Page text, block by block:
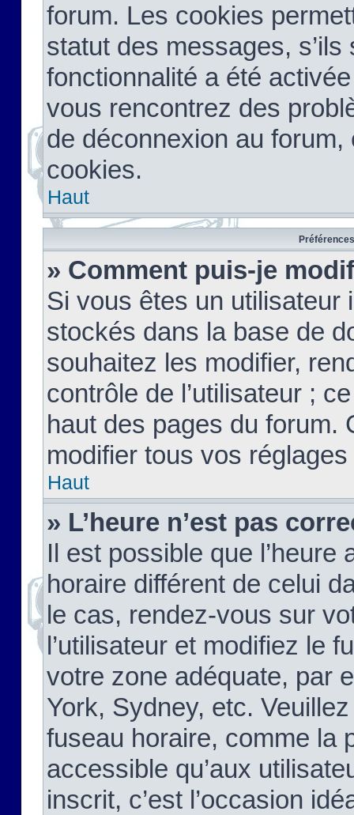
forum. Les cookies
statut des messages,
fonctionnalité a été
vous rencontrez des
de déconnexion au
cookies.
Haut
» Comment puis-je
Si vous êtes un
stockés dans la base de
souhaitez les modifier,
contrôle de l’utilisateur ;
haut des pages du forum.
modifier tous vos
Haut
» L’heure n’est pas
Il est possible que
horaire différent de celui
le cas, rendez-vous sur
l’utilisateur et modifiez le
votre zone adéquate, par
York, Sydney, etc.
fuseau horaire, comme la
accessible qu’aux
inscrit, c’est l’occasion